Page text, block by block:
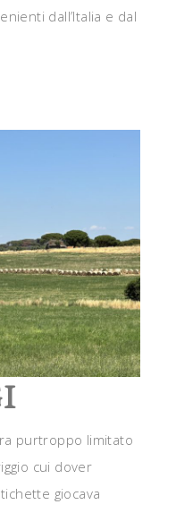
dall’Italia e dal
purtroppo limitato
cui dover
giocava